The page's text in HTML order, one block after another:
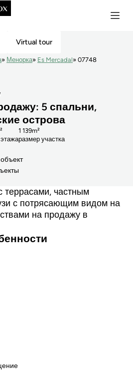
Virtual tour
Менорка Es Mercadal
07748
5 спальни,
острова
размер участка
1 139m²
террасами, частным
с потрясающим видом на
на продажу в